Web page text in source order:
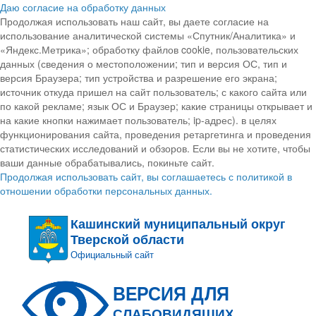
Даю согласие на обработку данных
Продолжая использовать наш сайт, вы даете согласие на
использование аналитической системы «Спутник/Аналитика» и
«Яндекс.Метрика»; обработку файлов cookie, пользовательских
данных (сведения о местоположении; тип и версия ОС, тип и
версия Браузера; тип устройства и разрешение его экрана;
источник откуда пришел на сайт пользователь; с какого сайта или
по какой рекламе; язык ОС и Браузер; какие страницы открывает и
на какие кнопки нажимает пользователь; ip-адрес). в целях
функционирования сайта, проведения ретаргетинга и проведения
статистических исследований и обзоров. Если вы не хотите, чтобы
ваши данные обрабатывались, покиньте сайт.
Продолжая использовать сайт, вы соглашаетесь с политикой в
отношении обработки персональных данных.